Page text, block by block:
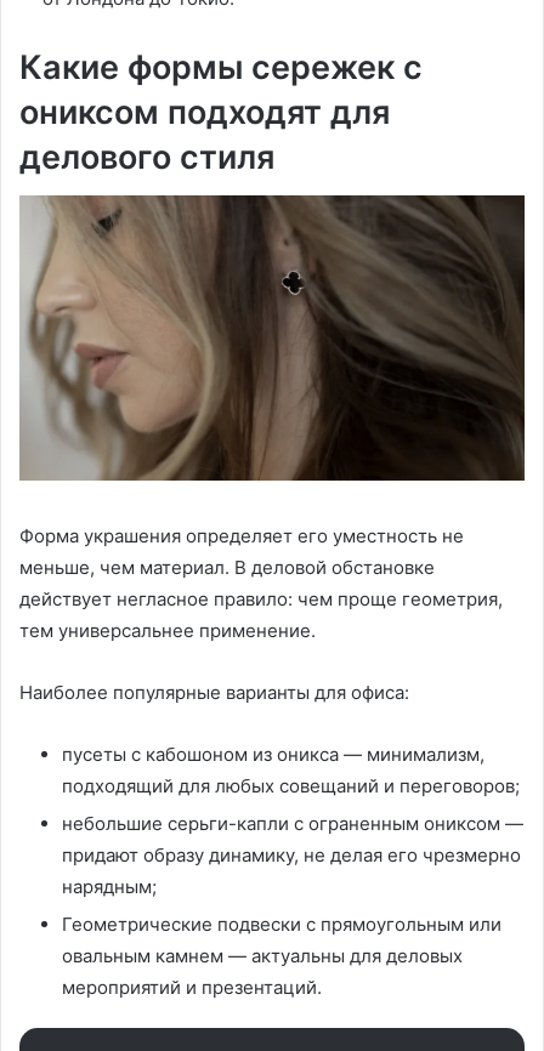
Какие формы сережек с
ониксом подходят для
делового стиля
Форма украшения определяет его уместность не
меньше, чем материал. В деловой обстановке
действует негласное правило: чем проще геометрия,
тем универсальнее применение.
Наиболее популярные варианты для офиса:
пусеты с кабошоном из оникса — минимализм,
подходящий для любых совещаний и переговоров;
небольшие серьги-капли с ограненным ониксом —
придают образу динамику, не делая его чрезмерно
нарядным;
Геометрические подвески с прямоугольным или
овальным камнем — актуальны для деловых
мероприятий и презентаций.